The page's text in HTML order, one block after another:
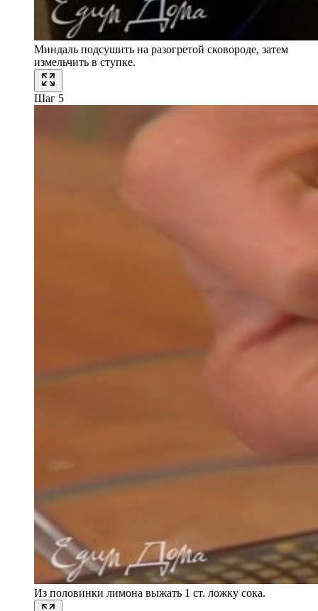
Миндаль подсушить на разогретой сковороде, затем
измельчить в ступке.
Шаг 5
Из половинки лимона выжать 1 ст. ложку сока.